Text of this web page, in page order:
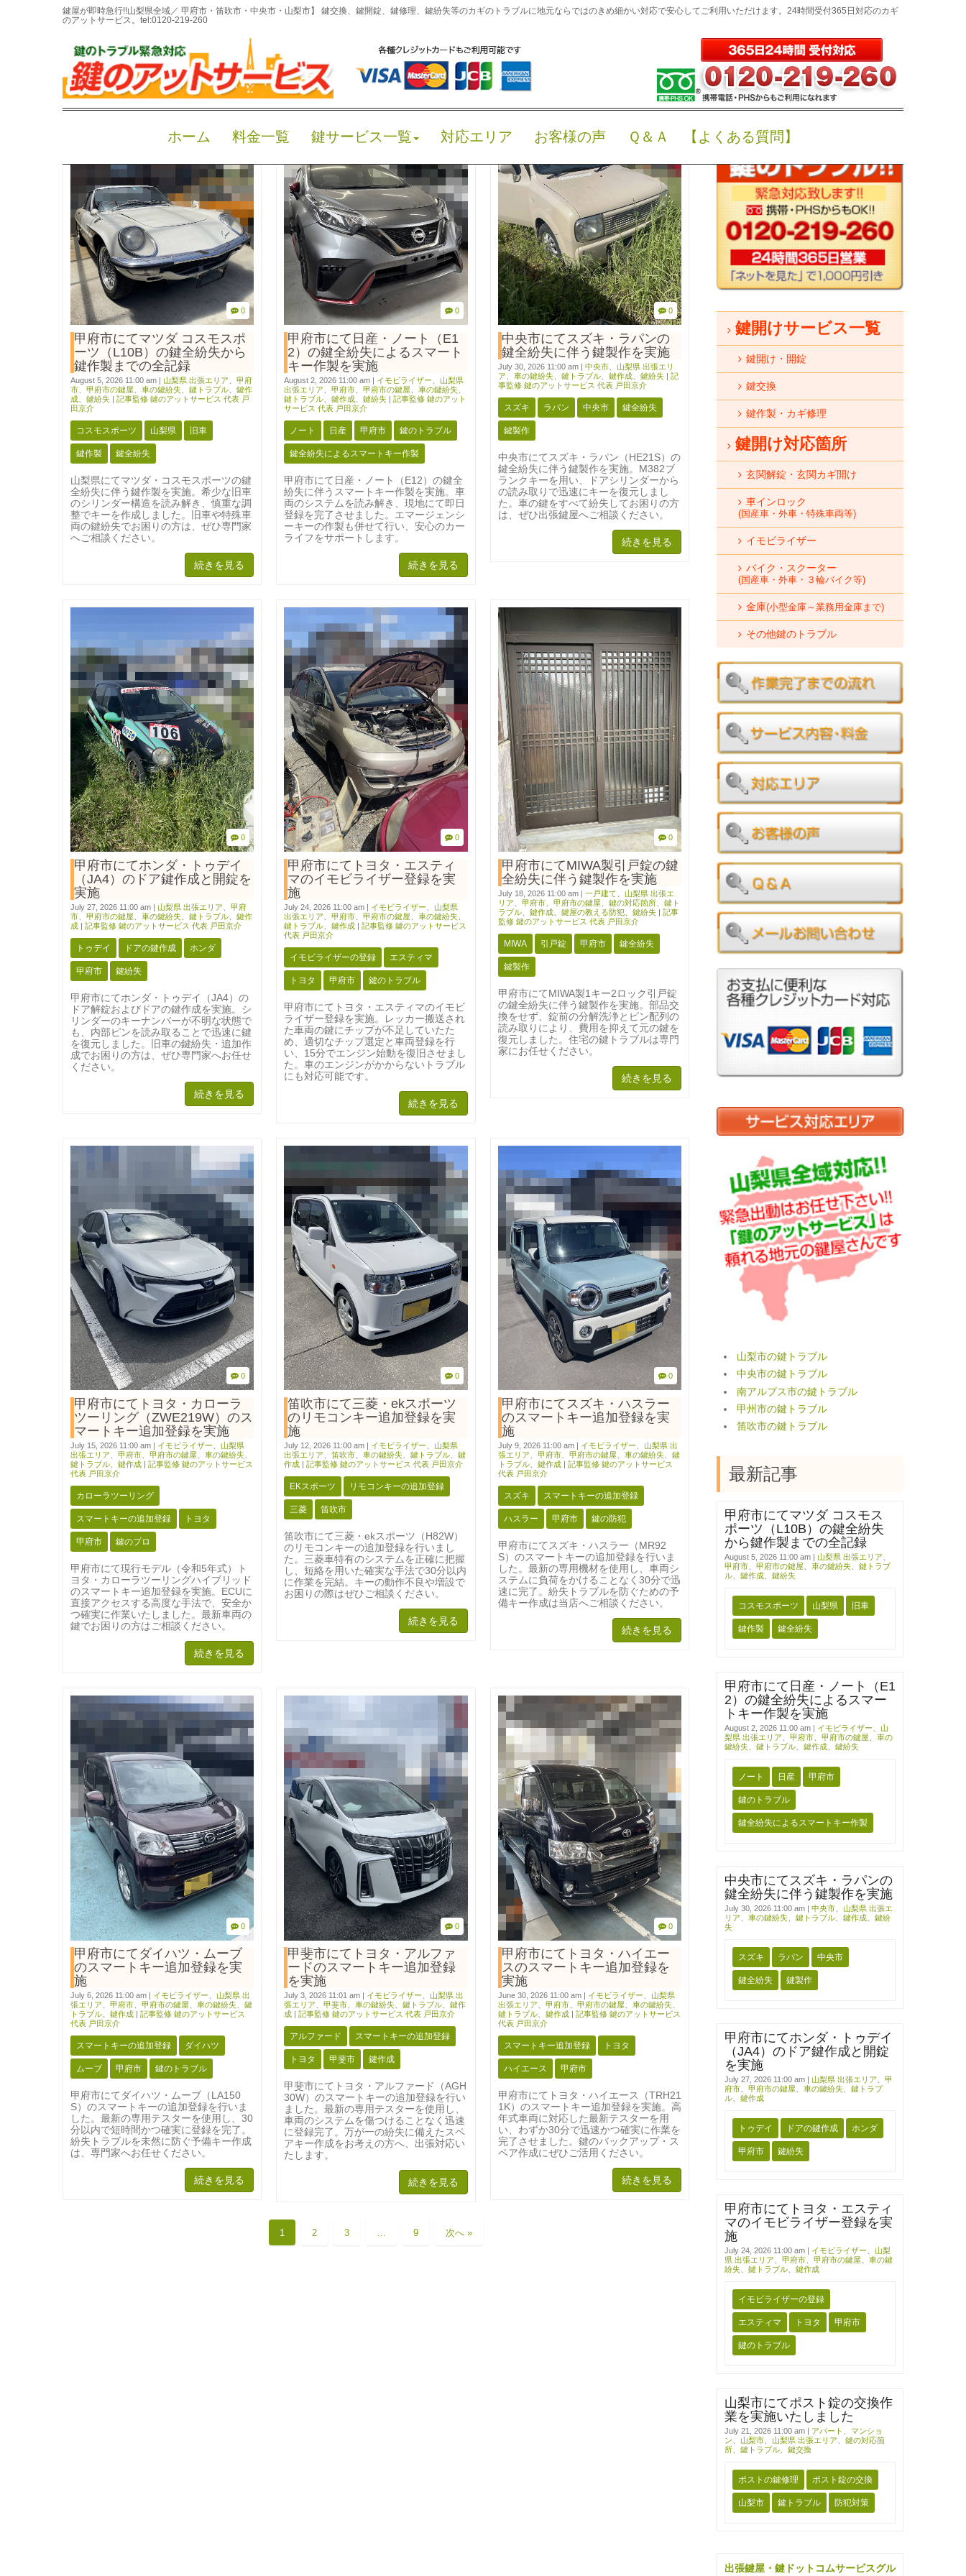
鍵屋が即時急行!!山梨県全域／ 甲府市・笛吹市・中央市・山梨市】 鍵交換、鍵開錠、鍵修理、鍵紛失等のカギのトラブルに地元ならではのきめ細かい対応で安心してご利用いただけます。24時間受付365日対応のカギ
のアットサービス。 tel:0120-219-260
ホーム 料金一覧 鍵サービス一覧 対応エリア お客様の声 Ｑ＆Ａ 【よくある質問】
鍵作成
0
甲府市にてマツダ コスモスポ
ーツ（L10B）の鍵全紛失から
鍵作製までの全記録
August 5, 2026 11:00 am | 山梨県 出張エリア
甲府
市
甲府市の鍵屋 車の鍵紛失 鍵トラブル
鍵作
成
鍵紛失 | 記事監修 鍵のアットサービス 代表 戸
田京介
コスモスポーツ 山梨県 旧車
鍵作製 鍵全紛失
山梨県にてマツダ・コスモスポーツの鍵
全紛失に伴う鍵作製を実施。希少な旧車
のシリンダー構造を読み解き、慎重な調
整でキーを作成しました。旧車や特殊車
両の鍵紛失でお困りの方は、ぜひ専門家
へご相談ください。
続きを見る
0
甲府市にて日産・ノート（E1
2）の鍵全紛失によるスマート
キー作製を実施
August 2, 2026 11:00 am | イモビライザー 、山梨県
出張エリア
、甲府市 、甲府市の鍵屋 、車の鍵紛失
鍵トラブル 、鍵作成 、鍵紛失 |記事監修 鍵のアット
サービス 代表 戸田京介
ノート 日産 甲府市 鍵のトラブル
鍵全紛失によるスマートキー作製
甲府市にて日産・ノート（E12）の鍵全
紛失に伴うスマートキー作製を実施。車
両のシステムを読み解き、現地にて即日
登録を完了させました。エマージェンシ
ーキーの作製も併せて行い、安心のカー
ライフをサポートします。
続きを見る
0
中央市にてスズキ・ラパンの
鍵全紛失に伴う鍵製作を実施
July 30, 2026 11:00 am| 中央市、 山梨県 出張エリ
ア
車の鍵紛失、 鍵トラブル、 鍵作成、 鍵紛失| 記
事監修 鍵のアットサービス 代表 戸田京介
スズキ ラパン 中央市 鍵全紛失
鍵製作
中央市にてスズキ・ラパン（HE21S）の
鍵全紛失に伴う鍵製作を実施。M382ブ
ランクキーを用い、ドアシリンダーから
の読み取りで迅速にキーを復元しまし
た。車の鍵をすべて紛失してお困りの方
は、ぜひ出張鍵屋へご相談ください。
続きを見る
0
甲府市にてホンダ・トゥデイ
（JA4）のドア鍵作成と開錠を
実施
July 27, 2026 11:00 am | 山梨県 出張エリア
甲府
市
甲府市の鍵屋 車の鍵紛失 鍵トラブル
鍵作
成 | 記事監修 鍵のアットサービス 代表 戸田京介
トゥデイ ドアの鍵作成 ホンダ
甲府市 鍵紛失
甲府市にてホンダ・トゥデイ（JA4）の
ドア解錠およびドアの鍵作成を実施。シ
リンダーのキーナンバーが不明な状態で
も、内部ピンを読み取ることで迅速に鍵
を復元しました。旧車の鍵紛失・追加作
成でお困りの方は、ぜひ専門家へお任せ
ください。
続きを見る
0
甲府市にてトヨタ・エスティ
マのイモビライザー登録を実
施
July 24, 2026 11:00 am | イモビライザー 、山梨県
出張エリア
、甲府市 、甲府市の鍵屋 、車の鍵紛失
鍵トラブル 、鍵作成 |記事監修 鍵のアットサービス
代表 戸田京介
イモビライザーの登録 エスティマ
トヨタ 甲府市 鍵のトラブル
甲府市にてトヨタ・エスティマのイモビ
ライザー登録を実施。レッカー搬送され
た車両の鍵にチップが不足していたた
め、適切なチップ選定と車両登録を行
い、15分でエンジン始動を復旧させまし
た。車のエンジンがかからないトラブル
にも対応可能です。
続きを見る
0
甲府市にてMIWA製引戸錠の鍵
全紛失に伴う鍵製作を実施
July 18, 2026 11:00 am| 一戸建て
山梨県 出張エ
リア
甲府市、 甲府市の鍵屋 鍵の対応箇所、 鍵ト
ラブル、 鍵作成、 鍵屋の教える防犯、 鍵紛失| 記事
監修 鍵のアットサービス 代表 戸田京介
MIWA 引戸錠 甲府市 鍵全紛失
鍵製作
甲府市にてMIWA製1キー2ロック引戸錠
の鍵全紛失に伴う鍵製作を実施。部品交
換をせず、錠前の分解洗浄とピン配列の
読み取りにより、費用を抑えて元の鍵を
復元しました。住宅の鍵トラブルは専門
家にお任せください。
続きを見る
0
甲府市にてトヨタ・カローラ
ツーリング（ZWE219W）のス
マートキー追加登録を実施
July 15, 2026 11:00 am | イモビライザー
山梨県
出張エリア
甲府市 甲府市の鍵屋 車の鍵紛失
鍵トラブル
鍵作成 | 記事監修 鍵のアットサービス
代表 戸田京介
カローラツーリング
スマートキーの追加登録 トヨタ
甲府市 鍵のプロ
甲府市にて現行モデル（令和5年式）ト
ヨタ・カローラツーリングハイブリッド
のスマートキー追加登録を実施。ECUに
直接アクセスする高度な手法で、安全か
つ確実に作業いたしました。最新車両の
鍵でお困りの方はご相談ください。
続きを見る
0
笛吹市にて三菱・ekスポーツ
のリモコンキー追加登録を実
施
July 12, 2026 11:00 am | イモビライザー 、山梨県
出張エリア
、笛吹市 、車の鍵紛失 、鍵トラブル 、鍵
作成 |記事監修 鍵のアットサービス 代表 戸田京介
EKスポーツ リモコンキーの追加登録
三菱 笛吹市
笛吹市にて三菱・ekスポーツ（H82W）
のリモコンキーの追加登録を行いまし
た。三菱車特有のシステムを正確に把握
し、短絡を用いた確実な手法で30分以内
に作業を完結。キーの動作不良や増設で
お困りの際はぜひご相談ください。
続きを見る
0
甲府市にてスズキ・ハスラー
のスマートキー追加登録を実
施
July 9, 2026 11:00 am| イモビライザー
山梨県 出
張エリア
甲府市、 甲府市の鍵屋 車の鍵紛失、 鍵
トラブル、 鍵作成| 記事監修 鍵のアットサービス
代表 戸田京介
スズキ スマートキーの追加登録
ハスラー 甲府市 鍵の防犯
甲府市にてスズキ・ハスラー（MR92
S）のスマートキーの追加登録を行いま
した。最新の専用機材を使用し、車両シ
ステムに負荷をかけることなく30分で迅
速に完了。紛失トラブルを防ぐための予
備キー作成は当店へご相談ください。
続きを見る
0
甲府市にてダイハツ・ムーブ
のスマートキー追加登録を実
施
July 6, 2026 11:00 am | イモビライザー
山梨県 出
張エリア
甲府市 甲府市の鍵屋 車の鍵紛失
鍵
トラブル
鍵作成 | 記事監修 鍵のアットサービス
代表 戸田京介
スマートキーの追加登録 ダイハツ
ムーブ 甲府市 鍵のトラブル
甲府市にてダイハツ・ムーブ（LA150
S）のスマートキーの追加登録を行いま
した。最新の専用テスターを使用し、30
分以内で短時間かつ確実に登録を完了。
紛失トラブルを未然に防ぐ予備キー作成
は、専門家へお任せください。
続きを見る
0
甲斐市にてトヨタ・アルファ
ードのスマートキー追加登録
を実施
July 3, 2026 11:01 am | イモビライザー 、山梨県 出
張エリア
、甲斐市 、車の鍵紛失 、鍵トラブル 、鍵作
成 |記事監修 鍵のアットサービス 代表 戸田京介
アルファード スマートキーの追加登録
トヨタ 甲斐市 鍵作成
甲斐市にてトヨタ・アルファード（AGH
30W）のスマートキーの追加登録を行い
ました。最新の専用テスターを使用し、
車両のシステムを傷つけることなく迅速
に登録完了。万が一の紛失に備えたスペ
アキー作成をお考えの方へ、出張対応い
たします。
続きを見る
0
甲府市にてトヨタ・ハイエー
スのスマートキー追加登録を
実施
June 30, 2026 11:00 am| イモビライザー
山梨県
出張エリア
甲府市、 甲府市の鍵屋 車の鍵紛失、
鍵トラブル、 鍵作成| 記事監修 鍵のアットサービス
代表 戸田京介
スマートキー追加登録 トヨタ
ハイエース 甲府市
甲府市にてトヨタ・ハイエース（TRH21
1K）のスマートキー追加登録を実施。高
年式車両に対応した最新テスターを用
い、わずか30分で迅速かつ確実に作業を
完了させました。鍵のバックアップ・ス
ペア作成にぜひご活用ください。
続きを見る
1 2 3 … 9 次へ »
鍵屋アットキー検索
鍵開けサービス一覧
鍵開け・開錠
鍵交換
鍵作製・カギ修理
鍵開け対応箇所
玄関解錠・玄関カギ開け
車インロック
(国産車・外車・特殊車両等)
イモビライザー
バイク・スクーター
(国産車・外車・３輪バイク等)
金庫(小型金庫～業務用金庫まで)
その他鍵のトラブル
山梨市の鍵トラブル
中央市の鍵トラブル
南アルプス市の鍵トラブル
甲州市の鍵トラブル
笛吹市の鍵トラブル
最新記事
甲府市にてマツダ コスモス
ポーツ（L10B）の鍵全紛失
から鍵作製までの全記録
August 5, 2026 11:00 am| 山梨県 出張エリア
甲府市、 甲府市の鍵屋 車の鍵紛失、 鍵トラブ
ル、 鍵作成、 鍵紛失
コスモスポーツ 山梨県 旧車
鍵作製 鍵全紛失
甲府市にて日産・ノート（E1
2）の鍵全紛失によるスマー
トキー作製を実施
August 2, 2026 11:00 am| イモビライザー
山
梨県 出張エリア
甲府市、 甲府市の鍵屋
車の
鍵紛失、 鍵トラブル、 鍵作成、 鍵紛失
ノート 日産 甲府市
鍵のトラブル
鍵全紛失によるスマートキー作製
中央市にてスズキ・ラパンの
鍵全紛失に伴う鍵製作を実施
July 30, 2026 11:00 am| 中央市、 山梨県 出張エ
リア
車の鍵紛失、 鍵トラブル、 鍵作成、 鍵紛
失
スズキ ラパン 中央市
鍵全紛失 鍵製作
甲府市にてホンダ・トゥデイ
（JA4）のドア鍵作成と開錠
を実施
July 27, 2026 11:00 am| 山梨県 出張エリア
甲
府市、 甲府市の鍵屋 車の鍵紛失、 鍵トラブ
ル、 鍵作成
トゥデイ ドアの鍵作成 ホンダ
甲府市 鍵紛失
甲府市にてトヨタ・エスティ
マのイモビライザー登録を実
施
July 24, 2026 11:00 am| イモビライザー
山梨
県 出張エリア
甲府市、 甲府市の鍵屋
車の鍵
紛失、 鍵トラブル、 鍵作成
イモビライザーの登録
エスティマ トヨタ 甲府市
鍵のトラブル
山梨市にてポスト錠の交換作
業を実施いたしました
July 21, 2026 11:00 am| アパート
マンショ
ン
山梨市、 山梨県 出張エリア
鍵の対応箇
所、 鍵トラブル、 鍵交換
ポストの鍵修理 ポスト錠の交換
山梨市 鍵トラブル 防犯対策
出張鍵屋・鍵ドットコムサービスグル